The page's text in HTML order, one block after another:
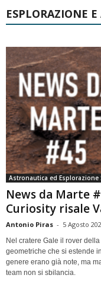
ESPLORAZIONE
Astronautica ed Esplorazione
News da Marte
Curiosity risale
Antonio Piras - 5 Agosto
Nel cratere Gale il rover
geometriche che si estende
genere erano già note, ma
team non si sbilancia.